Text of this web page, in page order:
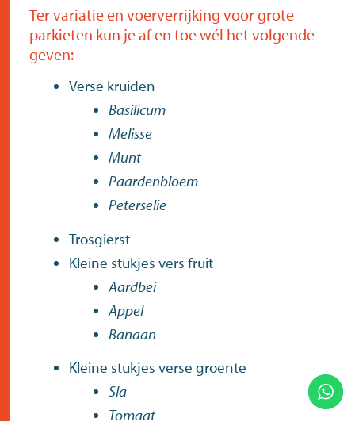
Ter variatie en voerverrijking voor grote
parkieten kun je af en toe wél het volgende
geven:
Verse kruiden
Basilicum
Melisse
Munt
Paardenbloem
Peterselie
Trosgierst
Kleine stukjes vers fruit
Aardbei
Appel
Banaan
Kleine stukjes verse groente
Sla
Tomaat